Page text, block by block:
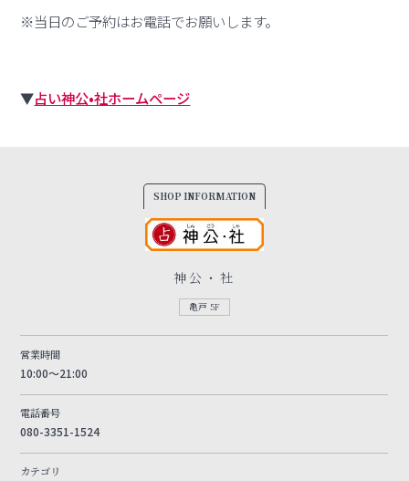
※当日のご予約はお電話でお願いします。
▼占い神公•社ホームページ
SHOP INFORMATION
神公・社
亀戸 5F
営業時間
10:00～21:00
電話番号
080-3351-1524
カテゴリ